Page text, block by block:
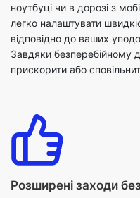
прискорити або
Розширені заходи
Нашим головним
наших користувачів на
ризик проблем безпеки.